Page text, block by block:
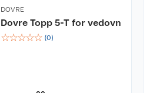
DOVRE
Dovre Topp 5-T for vedovn
☆☆☆☆☆ (0)